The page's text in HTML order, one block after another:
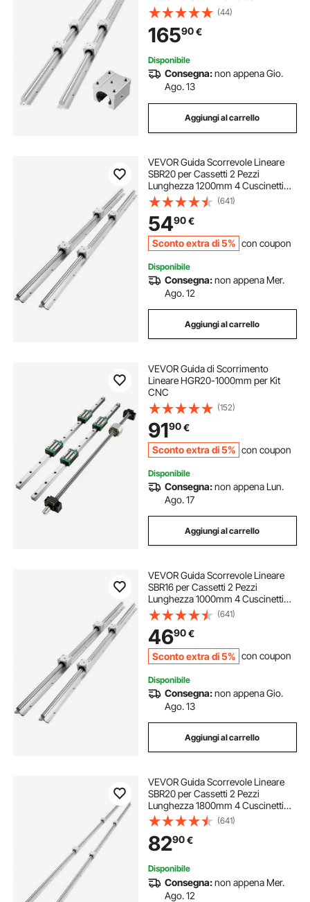
Cuscinetti, Set di Guida per
Scorrimento Lineare per Macchine
da Taglio, Rettifica, Fresatura
(44)
16590€
Disponibile
Consegna:non appena Gio.
Ago. 13
Aggiungi al carrello
VEVOR Guida Scorrevole Lineare
SBR20 per Cassetti 2 Pezzi
Lunghezza 1200mm 4 Cuscinetti
SBR20UU, Binario di Guida 2 Pz per
Scorrimento per Cassetti Mobili in
Acciaio al Carbonio Carico Statico
1370N
(641)
5490€
Sconto extra di 5% con coupon
Disponibile
Consegna:non appena Mer.
Ago. 12
Aggiungi al carrello
VEVOR Guida di Scorrimento
Lineare HGR20-1000mm per Kit
CNC
(152)
9190€
Sconto extra di 5% con coupon
Disponibile
Consegna:non appena Lun.
Ago. 17
Aggiungi al carrello
VEVOR Guida Scorrevole Lineare
SBR16 per Cassetti 2 Pezzi
Lunghezza 1000mm 4 Cuscinetti
SBR16UU, Binario di Guida 2 Pz per
Scorrimento per Cassetti Mobili in
Acciaio al Carbonio Carico Statico
774N
(641)
4690€
Sconto extra di 5% con coupon
Disponibile
Consegna:non appena Gio.
Ago. 13
Aggiungi al carrello
VEVOR Guida Scorrevole Lineare
SBR20 per Cassetti 2 Pezzi
Lunghezza 1800mm 4 Cuscinetti
SBR20UU, Binario di Guida 2 Pz per
Scorrimento per Cassetti Mobili in
Acciaio al Carbonio Carico Statico
882N
(641)
8290€
Disponibile
Consegna:non appena Mer.
Ago. 12